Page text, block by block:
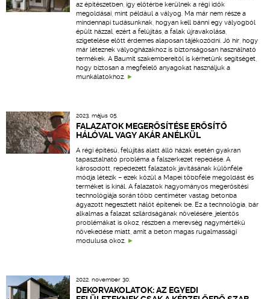
az építészetben, így előtérbe kerülnek a régi idők
megoldásai, mint például a vályog. Ma már nem része a
mindennapi tudásunknak, hogyan kell bánni egy vályogból
épült házzal, ezért a felújítás, a falak újravakolása,
szigetelése előtt érdemes alaposan tájékozódni. Jó hír, hogy
már léteznek vályogházakhoz is biztonságosan használható
termékek. A Baumit szakembereitől is kérhetünk segítséget,
hogy biztosan a megfelelő anyagokat használjuk a
munkálatokhoz.
2023. május 05.
FALAZATOK MEGERŐSÍTÉSE ERŐSÍTŐ
HÁLÓVAL VAGY AKÁR ANÉLKÜL
A régi építésű, felújítás alatt álló házak esetén gyakran
tapasztalható probléma a falszerkezet repedése. A
károsodott, repedezett falazatok javításának különféle
módja létezik – ezek közül a Mapei többféle megoldást és
terméket is kínál. A falazatok hagyományos megerősítési
technológiája során több centiméter vastag betonba
ágyazott hegesztett hálót építenek be. Ez a technológia, bár
alkalmas a falazat szilárdságának növelésére, jelentős
problémákat is okoz, részben a merevség nagymértékű
növekedése miatt, amit a beton magas rugalmassági
modulusa okoz.
2022. november 30.
DEKORVAKOLATOK: AZ EGYEDI